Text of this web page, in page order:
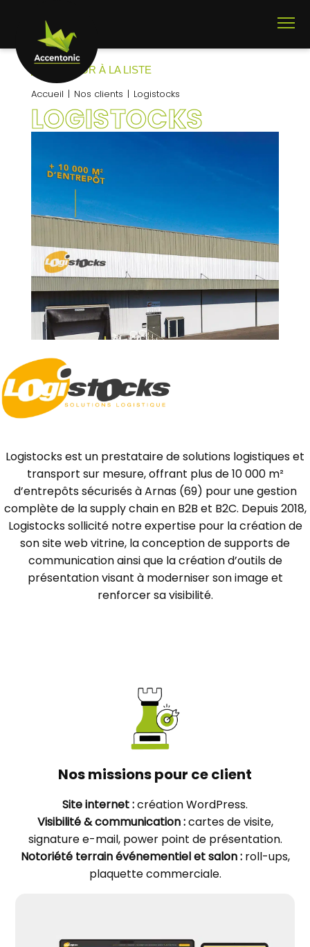
Accueil Nos clients Logistocks
LOGISTOCKS
RETOUR À LA LISTE
Logistocks est un prestataire de solutions logistiques et
transport sur mesure, offrant plus de 10 000 m²
d’entrepôts sécurisés à Arnas (69) pour une gestion
complète de la supply chain en B2B et B2C. Depuis 2018,
Logistocks sollicité notre expertise pour la création de
son site web vitrine, la conception de supports de
communication ainsi que la création d’outils de
présentation visant à moderniser son image et
renforcer sa visibilité.
Nos missions pour ce client
Site internet :création WordPress.
Visibilité & communication :cartes de visite,
signature e-mail, power point de présentation.
Notoriété terrain événementiel et salon : roll-ups,
plaquette commerciale.